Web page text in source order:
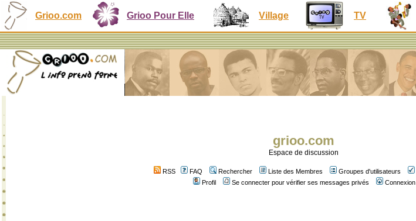
Grioo.com Grioo Pour Elle Village TV
grioo.com
Espace de discussion
RSS FAQ Rechercher Liste des Membres Groupes d'utilisateurs
Profil
Se connecter pour vérifier ses messages privés Connexion